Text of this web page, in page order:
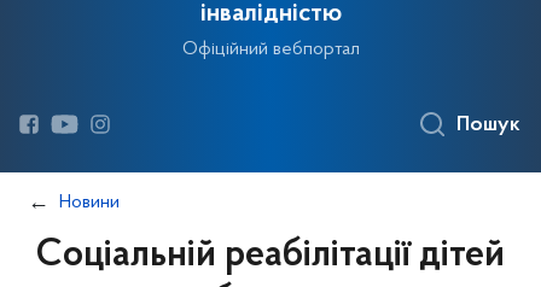
інвалідністю
Офіційний вебпортал
Пошук
Новини
Соціальній реабілітації дітей